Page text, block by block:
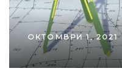
ОКТОМВРИ 1, 2021